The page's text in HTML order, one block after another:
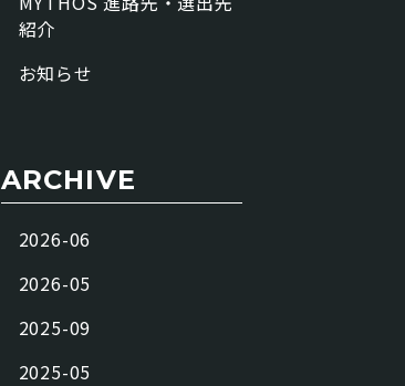
紹介
お知らせ
ARCHIVE
2026-06
2026-05
2025-09
2025-05